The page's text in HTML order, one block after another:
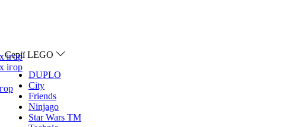
Серії LEGO
DUPLO
City
Friends
Ninjago
Star Wars TM